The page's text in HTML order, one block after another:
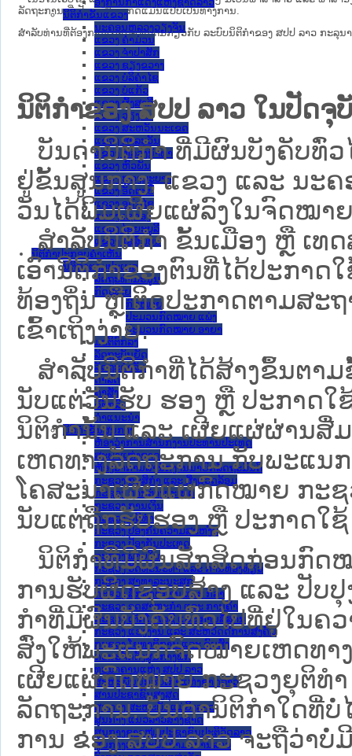
ນິຕິກໍາຂັ້ນແຂວງ
ນະ​ຄອນ​ຫລວງວຽງຈັນ
ແຂວງ ຄໍາມ່ວນ
ແຂວງ ຈໍາປາສັກ
ແຂວງ ຊຽງຂວາງ
ແຂວງ ບໍລິຄໍາໄຊ
ແຂວງ ບໍ່ແກ້ວ
ແຂວງ ຜົ້ງສາລີ
ແຂວງ ວຽງຈັນ
ແຂວງ ສະຫວັນນະເຂດ
ແຂວງ ສາລະວັນ
ແຂວງ ຫລວງນໍ້າທາ
ແຂວງ ຫົວພັນ
ແຂວງ ຫຼວງພະບາງ
ແຂວງ ອັດຕະປື
ແຂວງ ອຸດົມໄຊ
ແຂວງ ເຊກອງ
ແຂວງ ໄຊຍະບູລີ
ແຂວງ ໄຊສົມບູນ
ນິຕິກໍາປະກອບຄໍາເຫັນ
ນິຕິກໍາຕາມປະເພດ
ລັດຖະທໍາມະນູນ
ກົດໝາຍ
ກົດໝາຍ
ປະມວນກົດໝາຍ ແພ່ງ
ປະມວນກົດໝາຍ ອາຍາ
ມະຕິຕົກລົງ
ລັດຖະບັນຍັດ
ລັດຖະດໍາລັດ
ດໍາລັດ
ຄໍາສັ່ງ
ຂໍ້ຕົກລົງ
ຄໍາແນະນໍາ
ນິຕິກຳຂັ້ນສູນກາງ
ຫ້ອງວ່າການສໍານັກງານປະທານປະເທດ
ສະພາແຫ່ງຊາດ
ຫ້ອງວ່າການສຳນັກງານນາຍົກລັດຖະມົນຕີ
ກະຊວງ ກະສິກຳ ແລະ ສິ່ງແວດລ້ອມ
ກະຊວງ ການຕ່າງປະເທດ
ກະຊວງ ການເງິນ
ກະຊວງ ຍຸຕິທໍາ
ກະຊວງ ປ້ອງກັນຄວາມສະຫງົບ
ກະຊວງ ປ້ອງກັນປະເທດ
ກະຊວງ ພາຍໃນ
ກະຊວງ ວັດທະນະທຳ ແລະ ການທ່ອງທ່ຽວ
ກະຊວງ ສາທາລະນະສຸກ
ກະຊວງ ສຶກສາທິການ ແລະ ກິລາ
ກະຊວງ ອຸດສາຫະກຳ ແລະ ການຄ້າ
ກະຊວງ ເຕັກໂນໂລຊີ ແລະ ການສື່ສານ
ກະຊວງ ແຮງງານ ແລະ ສະຫວັດດີການສັງຄົມ
ກະຊວງ ໂຍທາທິການ ແລະ ຂົນສົ່ງ
ຄະນະຈັດຕັ້ງສູນກາງພັກ
ທະນາຄານແຫ່ງ ສປປ ລາວ
ສະຫະພັນນັກຮົບເກົ່າແຫ່ງຊາດລາວ
ສານປະຊາຊົນສູງສຸດ
ສູນກາງ ສະຫະພັນແມ່ຍິງລາວ
ສູນກາງ ແນວລາວສ້າງຊາດ
ສູນກາງຊາວໜຸ່ມປະຊາຊົນປະຕິວັດລາວ
ສູນກາງສະຫະພັນກຳມະບານລາວ
ລັດຖະການ ທີ່ເປັນພາສາອັງກິດແມ່ນແປບໍ່ເປັນທາງການ.
ສໍາລັບທ່ານທີ່ຕ້ອງການເຂົ້າໃຈເພີ່ມຕື່ມກ່ຽວກັບ ລະບົບນິຕິກຳຂອງ ສປປ ລາວ ກະລຸນ
ນິຕິກຳຂອງ ສປປ ລາວ ໃນປັດ
ບັນດານິຕິກໍາ ທີ່ມີຜົນບັງຄັບທົ່ວ
ຢູ່ຂັ້ນ​ສູນ​ກາງ, ແຂວງ ແລະ ນ
ວັນໄດ້ພິມເຜີຍແຜ່ລົງໃນຈົດໝາ
ສຳລັບນິ​ຕິ​ກຳ ຂັ້ນເມືອງ ຫຼື ເທ
ເອົານິຕິກຳຂອງຕົນທີ່ໄດ້ປະກາ
ທ້ອງຖິ່ນ ຫຼື ຕິດປະກາດຕາມສະ
ເຂົ້າເຖິງງ່າຍ.
ສໍາລັບນິຕິກໍາທີ່ໄດ້ສ້າງຂຶ້ນຕາ
ນັບແຕ່ວັນຮັບ ຮອງ ຫຼື ປະກາດໃ
ນິຕິກໍານັ້ນ ແລະ ເຜີຍແຜ່ຜ່ານສື່
ເຫດທາງລັດຖະການ ກັບ​ພະແນ
ໂຄສະນາເຜີຍແຜ່ກົດໝາຍ ກະ
ນັບແຕ່ຖືກຮັບຮອງ ຫຼື ປະກາດໃຊ້
ນິ​ຕິ​ກຳ​ທີ່​ມີ​ຜົນ​ສັກ​ສິດ​ກ່ອນ​ກົດ​ໝ
ການ​ຮັບ​ຜິດ​ຊອບ​ສ້າງ ແລະ ປັບ​
ກໍາທີ່ມີຜົນບັງຄັບທົ່ວໄປທີ່ຢູ່ໃນຄ
ສົ່ງໃຫ້​ພະແນກຈົດ​ໝາຍ​ເຫດ​ທາ
ເຜີຍແຜ່ກົດໝາຍ ກະຊວງຍຸຕິທໍ
ລັດຖະການ. ບັນ​ດາ​ນິ​ຕິ​ກຳ​ໃດ​ທີ່
ການ ຂອງ ສປ​ປ ລາວ ​ຈະຖື​ວ່າ